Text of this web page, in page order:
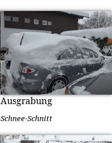
Ausgrabung
Schnee-Schnitt